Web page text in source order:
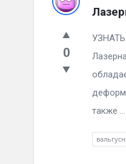
0
также ...